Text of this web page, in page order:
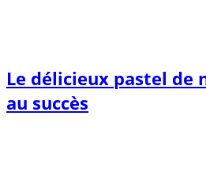
Le délicieux pastel de
au succès